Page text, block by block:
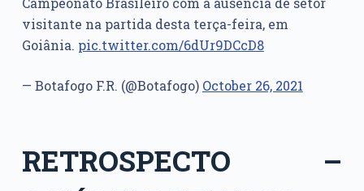
visitante na partida desta terça-feira, em
Goiânia. pic.twitter.com/6dUr9DCcD8
— Botafogo F.R. (@Botafogo) October 26, 2021
RETROSPECTO –